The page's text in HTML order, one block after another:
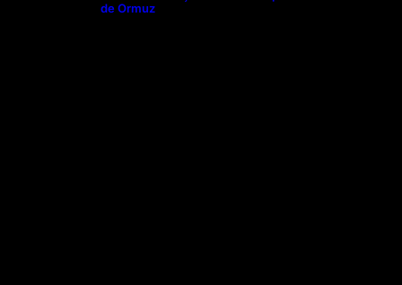
de Ormuz